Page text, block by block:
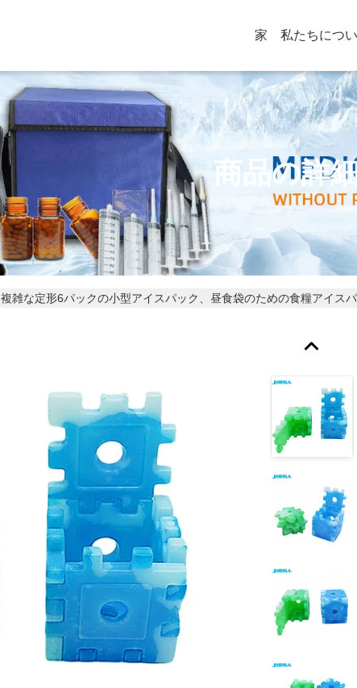
家 私たちにつ
商品の詳
複雑な定形6パックの小型アイスパック、昼食袋のための食糧アイス